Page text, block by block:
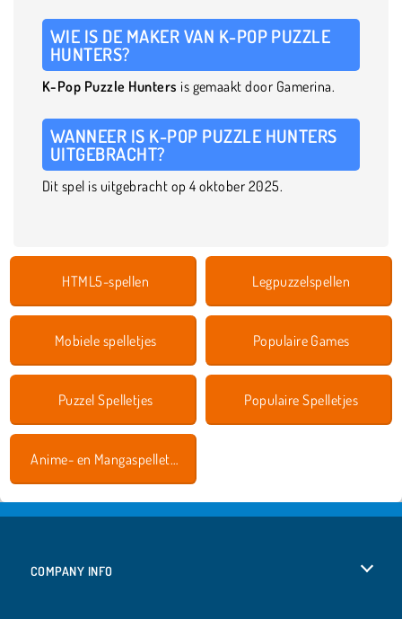
WIE IS DE MAKER VAN K-POP PUZZLE
HUNTERS?
K-Pop Puzzle Hunters is gemaakt door Gamerina.
WANNEER IS K-POP PUZZLE HUNTERS
UITGEBRACHT?
Dit spel is uitgebracht op 4 oktober 2025.
HTML5-spellen Legpuzzelspellen
Mobiele spelletjes Populaire Games
Puzzel Spelletjes Populaire Spelletjes
Anime- en Mangaspelletjes
COMPANY INFO